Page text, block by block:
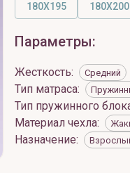
180X195 180X200
Параметры:
Жесткость: Средний
Тип матраса:
Тип пружинного
Материал чехла:
Назначение: